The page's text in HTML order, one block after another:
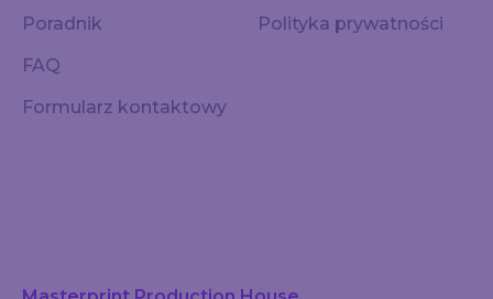
Poradnik
FAQ
Formularz kontaktowy
Polityka prywatności